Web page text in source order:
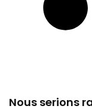
Nous serions